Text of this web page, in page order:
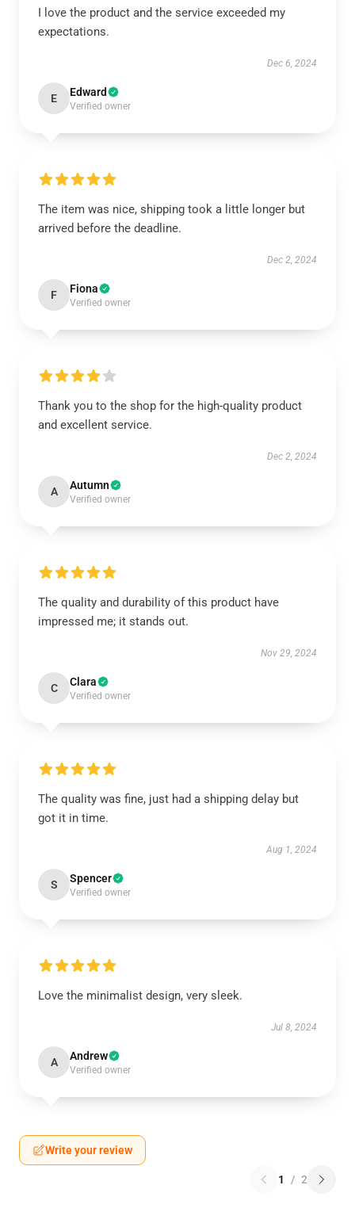
I love the product and the service exceeded my
expectations.
Dec 6, 2024
E Edward
Verified owner
The item was nice, shipping took a little longer but
arrived before the deadline.
Dec 2, 2024
F Fiona
Verified owner
Thank you to the shop for the high-quality product
and excellent service.
Dec 2, 2024
A Autumn
Verified owner
The quality and durability of this product have
impressed me; it stands out.
Nov 29, 2024
C Clara
Verified owner
The quality was fine, just had a shipping delay but
got it in time.
Aug 1, 2024
S Spencer
Verified owner
Love the minimalist design, very sleek.
Jul 8, 2024
A Andrew
Verified owner
Write your review
1 / 2